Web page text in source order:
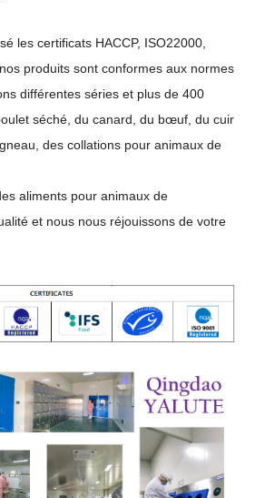
les certificats HACCP, ISO22000,
produits sont conformes aux normes
différentes séries et plus de 400
séché, du canard, du bœuf, du cuir
des collations pour animaux de
aliments pour animaux de
et nous nous réjouissons de votre